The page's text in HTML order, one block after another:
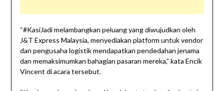
“#KasiJadi melambangkan peluang yang diwujudkan oleh
J&T Express Malaysia, menyediakan platform untuk vendor
dan pengusaha logistik mendapatkan pendedahan jenama
dan memaksimumkan bahagian pasaran mereka,” kata Encik
Vincent di acara tersebut.